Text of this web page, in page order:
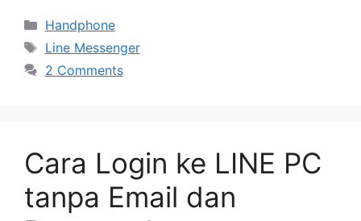
Categories
Handphone
Tags
Line Messenger
2 Comments
Cara Login ke LINE PC
tanpa Email dan